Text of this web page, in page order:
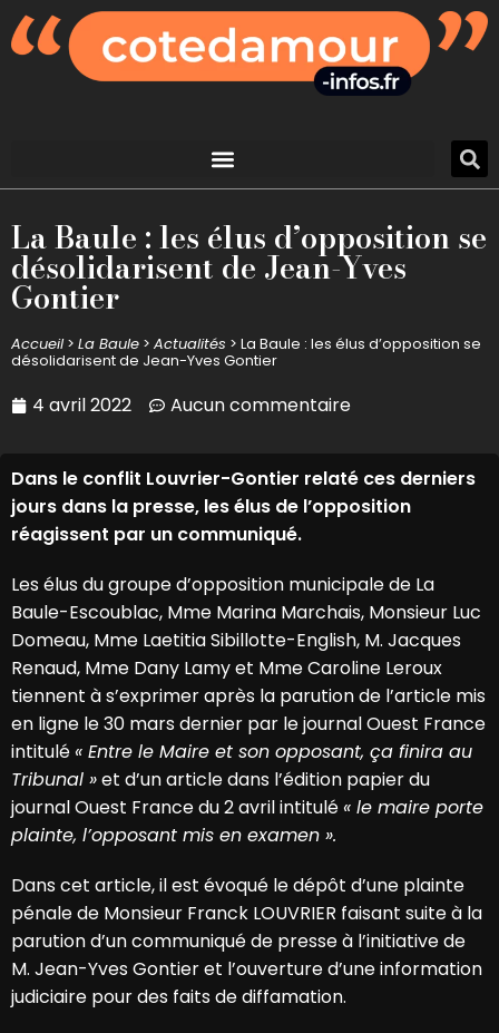
La Baule : les élus d’opposition se
désolidarisent de Jean-Yves
Gontier
Accueil> La Baule > Actualités > La Baule : les élus d’opposition se
désolidarisent de Jean-Yves Gontier
4 avril 2022 Aucun commentaire
Dans le conflit Louvrier-Gontier relaté ces derniers
jours dans la presse, les élus de l’opposition
réagissent par un communiqué.
Les élus du groupe d’opposition municipale de La
Baule-Escoublac, Mme Marina Marchais, Monsieur Luc
Domeau, Mme Laetitia Sibillotte-English, M. Jacques
Renaud, Mme Dany Lamy et Mme Caroline Leroux
tiennent à s’exprimer après la parution de l’article mis
en ligne le 30 mars dernier par le journal Ouest France
intitulé« Entre le Maire et son opposant, ça finira au
Tribunal »et d’un article dans l’édition papier du
journal Ouest France du 2 avril intitulé« le maire porte
plainte, l’opposant mis en examen ».
Dans cet article, il est évoqué le dépôt d’une plainte
pénale de Monsieur Franck LOUVRIER faisant suite à la
parution d’un communiqué de presse à l’initiative de
M. Jean-Yves Gontier et l’ouverture d’une information
judiciaire pour des faits de diffamation.